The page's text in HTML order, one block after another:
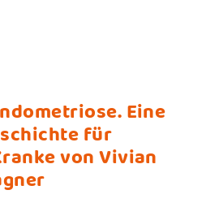
Eine
für
von Vivian